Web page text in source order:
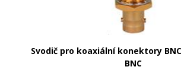
Svodič pro koaxiální konektory BNC
BNC